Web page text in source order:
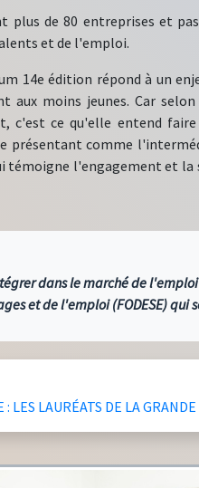
plus de 80 entreprises et
et de l'emploi.
14e édition répond à un
aux moins jeunes. Car
c'est ce qu'elle entend
présentant comme
témoigne l'engagement et
dans le marché de
et de l'emploi (FODESE)
: LES LAURÉATS DE LA